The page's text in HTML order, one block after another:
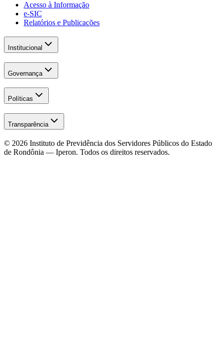
Acesso à Informação
e-SIC
Relatórios e Publicações
Institucional
Governança
Políticas
Transparência
© 2026 Instituto de Previdência dos Servidores Públicos do Estado
de Rondônia — Iperon. Todos os direitos reservados.